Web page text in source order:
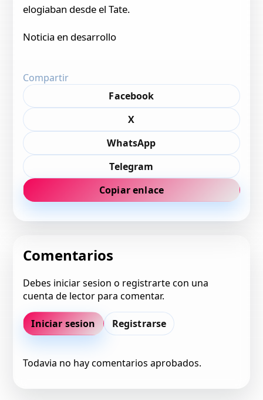
elogiaban desde el Tate.
Noticia en desarrollo
Compartir
Facebook
X
WhatsApp
Telegram
Copiar enlace
Comentarios
Debes iniciar sesion o registrarte con una
cuenta de lector para comentar.
Iniciar sesion Registrarse
Todavia no hay comentarios aprobados.